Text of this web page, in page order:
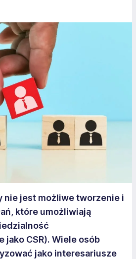
nie jest możliwe tworzenie i
które umożliwiają
jako CSR). Wiele osób
jako interesariusze